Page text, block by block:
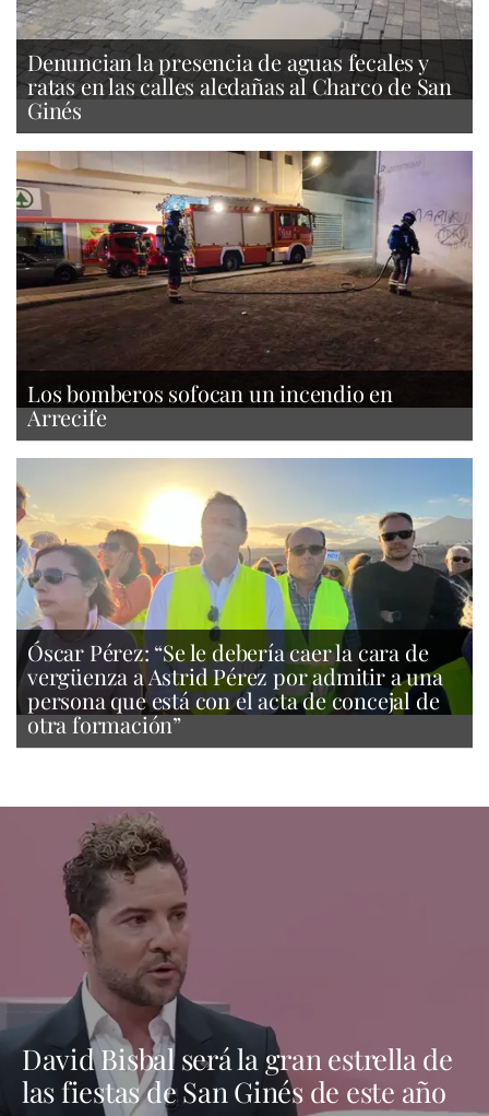
Denuncian la presencia de aguas fecales y
ratas en las calles aledañas al Charco de San
Ginés
Los bomberos sofocan un incendio en
Arrecife
Óscar Pérez: “Se le debería caer la cara de
vergüenza a Astrid Pérez por admitir a una
persona que está con el acta de concejal de
otra formación”
David Bisbal será la gran estrella de
las fiestas de San Ginés de este año